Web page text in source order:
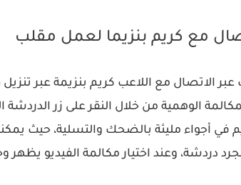
مع كريم بنزيما لعمل مقلب
الاتصال مع اللاعب كريم بنزيمة عبر
الوهمية من خلال النقر على زر
في أجواء مليئة بالضحك والتسلية، حيث
دردشة، وعند اختيار مكالمة الفيديو